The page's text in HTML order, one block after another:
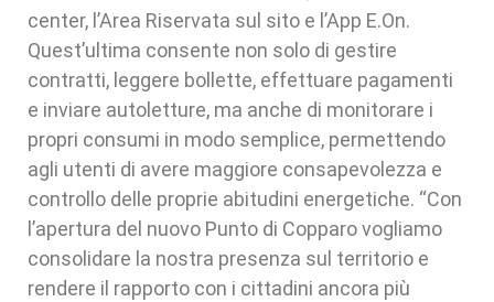
center, l’Area Riservata sul sito e l’App E.On.
Quest’ultima consente non solo di gestire
contratti, leggere bollette, effettuare pagamenti
e inviare autoletture, ma anche di monitorare i
propri consumi in modo semplice, permettendo
agli utenti di avere maggiore consapevolezza e
controllo delle proprie abitudini energetiche. “Con
l’apertura del nuovo Punto di Copparo vogliamo
consolidare la nostra presenza sul territorio e
rendere il rapporto con i cittadini ancora più